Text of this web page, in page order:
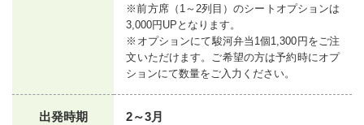
※前方席（1～2列目）のシートオプションは
3,000円UPとなります。
※オプションにて駿河弁当1個1,300円をご注
文いただけます。ご希望の方は予約時にオプ
ションにて数量をご入力ください。
出発時期
2～3月